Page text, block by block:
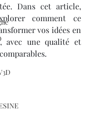
Dans cet article,
comment ce
vos idées en
avec une qualité et